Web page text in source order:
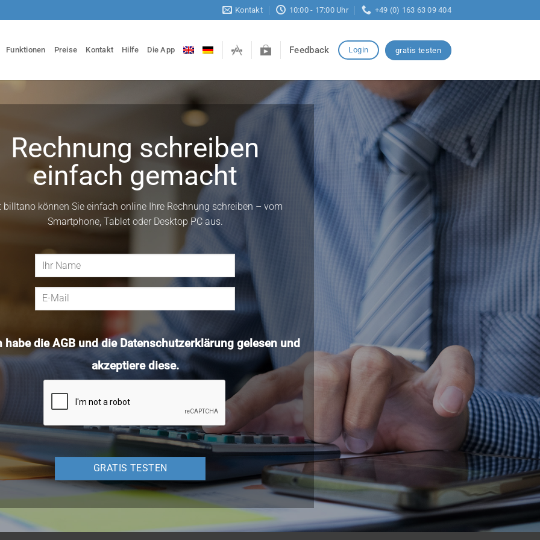
Kontakt 10:00 - 17:00 Uhr +49 (0) 163 63 09 404
Funktionen Preise Kontakt Hilfe Die App Feedback Login gratis testen
Rechnung schreiben
einfach gemacht
billtano können Sie einfach online Ihre Rechnung schreiben – vom
Smartphone, Tablet oder Desktop PC aus.
habe dieAGBund die Datenschutzerklärunggelesen und
akzeptiere diese.